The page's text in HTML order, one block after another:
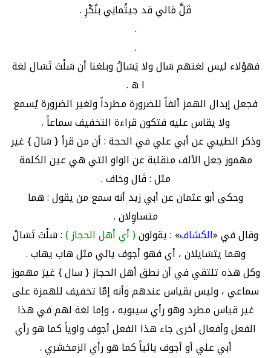
قَلَّ مَالي قد جيتُمانِي بنُكْرِ .
.
.
فهؤلاء ليس لغتهم سَال ولا يَسَالُ وبلغنا أن سَلْتَ تَسَال لغة
ا ه .
فجعل إبدال الهمز ألفاً للضرورة مطرداً ولغير الضرورة يُسمع
ولا يقاس عليه فتكون قراءة التخفيف سماعاً .
وذكر الطيبي عن أبي علي في الحجة : أن من قرأ { سَالَ } غير
مهموز جعل الألف منقلبة عن الواو التي هي عين الكلمة
مثل : قَال وخاف .
وحكى أبو عثمان عن أبي زيد أنه سمع من يقول : هما
متساوِلان .
وقال في «الكشاف» : يقولون( أي أهل الحجاز ): سَلْتَ تَسَالُ
وهما يتسَايلان ، أي فهو أجوف يائي مثل هاب يهاب .
وكل هذه تلتقي في أن نطق أهل الحجاز { سال } غيرَ مهموز
سماعي ، وليس بقياس عندهم وأنه إمّا تخفيف للهمزة على
غير قياس مطرد وهو رأي سيبويه ، وإما لغة لهم في هذا
الفعل وأفعال أخرى جاء هذا الفعل أجوف واوياً كما هو رأي
أبي علي أو أجوف يائياً كما هو رأي الزمخشري .